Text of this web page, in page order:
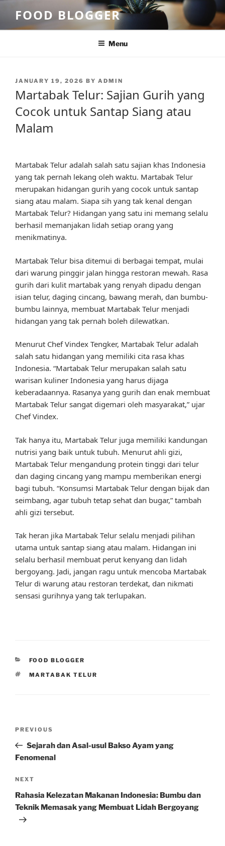
content
FOOD BLOGGER
Menu
POSTED
JANUARY 19, 2026 BY ADMIN
Martabak Telur: Sajian Gurih yang
Cocok untuk Santap Siang atau
Malam
Martabak Telur adalah salah satu sajian khas Indonesia
yang tak pernah lekang oleh waktu. Martabak Telur
merupakan hidangan gurih yang cocok untuk santap
siang atau malam. Siapa sih yang tak kenal dengan
Martabak Telur? Hidangan yang satu ini memang selalu
berhasil memanjakan lidah setiap orang yang
menikmatinya.
Martabak Telur bisa ditemui di berbagai tempat, mulai
dari warung pinggir jalan hingga restoran mewah. Rasa
gurih dari kulit martabak yang renyah dipadu dengan
isian telur, daging cincang, bawang merah, dan bumbu-
bumbu lainnya, membuat Martabak Telur menjadi
hidangan yang tak pernah boleh dilewatkan.
Menurut Chef Vindex Tengker, Martabak Telur adalah
salah satu hidangan yang memiliki cita rasa khas
Indonesia. “Martabak Telur merupakan salah satu
warisan kuliner Indonesia yang harus dijaga
keberadaannya. Rasanya yang gurih dan enak membuat
Martabak Telur sangat digemari oleh masyarakat,” ujar
Chef Vindex.
Tak hanya itu, Martabak Telur juga memiliki kandungan
nutrisi yang baik untuk tubuh. Menurut ahli gizi,
Martabak Telur mengandung protein tinggi dari telur
dan daging cincang yang mampu memberikan energi
bagi tubuh. “Konsumsi Martabak Telur dengan bijak dan
seimbang, agar tubuh tetap sehat dan bugar,” tambah
ahli gizi tersebut.
Tak heran jika Martabak Telur selalu menjadi pilihan
utama untuk santap siang atau malam. Hidangan ini
selalu berhasil membuat perut kenyang dan lidah
bergoyang. Jadi, jangan ragu untuk mencoba Martabak
Telur di warung atau restoran terdekat, dan nikmati
sensasi gurihnya yang tak terlupakan.
CATEGORIES
FOOD BLOGGER
TAGS
MARTABAK TELUR
Previous
Post
PREVIOUS
Sejarah dan Asal-usul Bakso Ayam yang
Fenomenal
Next
Post
NEXT
Rahasia Kelezatan Makanan Indonesia: Bumbu dan
Teknik Memasak yang Membuat Lidah Bergoyang